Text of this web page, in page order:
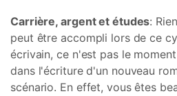
Carrière, argent et études:
peut être accompli lors de ce
écrivain, ce n'est pas le
dans l'écriture d'un nouveau
scénario. En effet, vous êtes